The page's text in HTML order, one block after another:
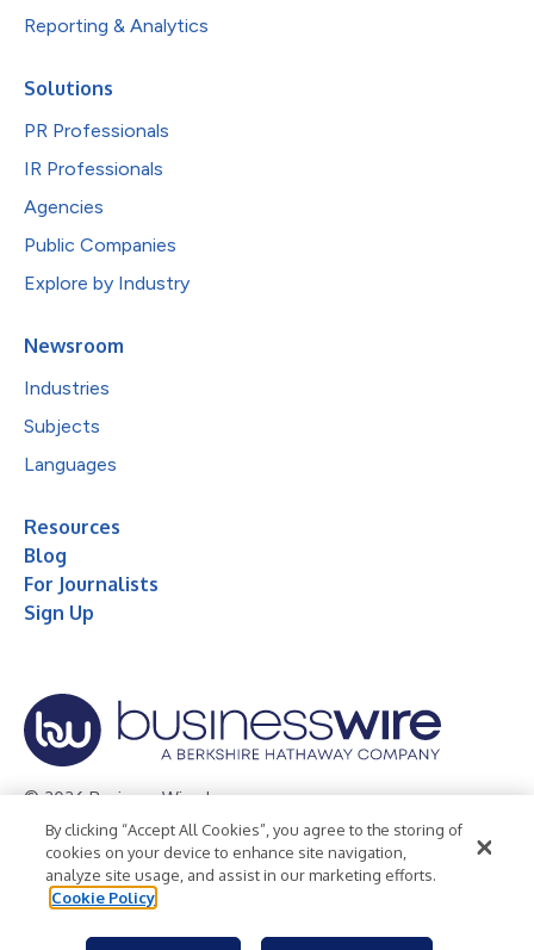
Reporting & Analytics
Solutions
PR Professionals
IR Professionals
Agencies
Public Companies
Explore by Industry
Newsroom
Industries
Subjects
Languages
Resources
Blog
For Journalists
Sign Up
© 2026 Business Wire, Inc.
Privacy Policy Cookie Policy
Accessibility Statement
Terms of Use
Legal
By clicking “Accept All Cookies”, you agree to the storing of
cookies on your device to enhance site navigation,
analyze site usage, and assist in our marketing efforts.
Cookie Policy